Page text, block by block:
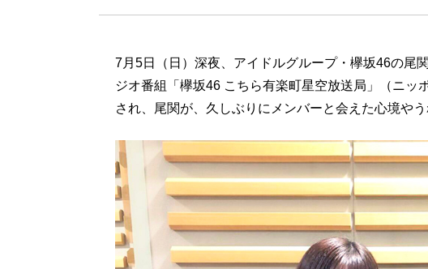
7月5日（日）深夜、アイドルグループ・欅坂46の尾
ジオ番組「欅坂46 こちら有楽町星空放送局」（ニッ
され、尾関が、久しぶりにメンバーと会えた心境や